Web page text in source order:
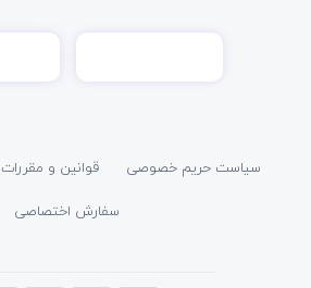
سیاست حریم خصوصی قوانین و مقررات
سفارش اختصاصی